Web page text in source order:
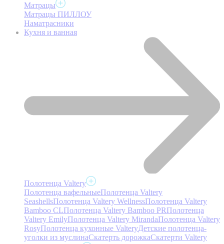
Матрацы
Матрацы ПИЛЛОУ
Наматрасники
Кухня и ванная
Полотенца Valtery
Полотенца вафельныеПолотенца Valtery
SeashellsПолотенца Valtery WellnessПолотенца Valtery
Bamboo CLПолотенца Valtery Bamboo PRПолотенца
Valtery EmilyПолотенца Valtery MirandaПолотенца Valtery
RosyПолотенца кухонные ValteryДетские полотенца-
уголки из муслинаСкатерть дорожкаСкатерти Valtery